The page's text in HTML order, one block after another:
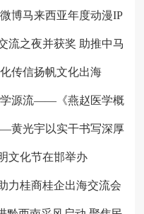
博马来西亚年度动漫IP
流之夜并获奖 助推中马
传信扬帆文化出海
学源流——《燕赵医学概
黄光宇以实干书写深厚
文化节在邯举办
力桂商桂企出海交流会